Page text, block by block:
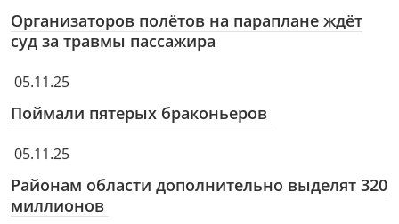
Организаторов полётов на параплане ждёт
суд за травмы пассажира
05.11.25
Поймали пятерых браконьеров
05.11.25
Районам области дополнительно выделят 320
миллионов